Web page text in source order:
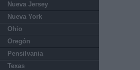
Nueva Jersey
Nueva York
Ohio
Oregón
Pensilvania
Texas